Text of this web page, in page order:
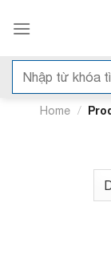
qua
dungSearch
Home /